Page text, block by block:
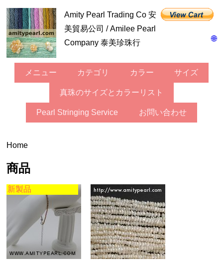
🌐
Amity Pearl Trading Co 安
美貿易公司 / Amilee Pearl
Company 泰美珍珠行
メニュー カテゴリ カラー サイズ
真珠のサイズとカラーリスト
Pearl Stringing Service お問い合わせ
Home
商品
新製品